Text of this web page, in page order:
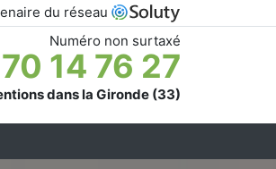
du réseau
Numéro non surtaxé
14 76 27
dans la Gironde (33)